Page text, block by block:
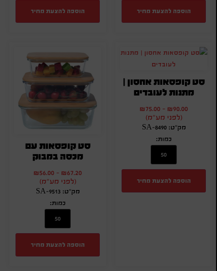
הוספה להצעת מחיר הוספה להצעת מחיר
סט קופסאות אחסון |
מתנות לעובדים
₪90.00
-
₪75.00
(לפני מע"מ)
מק"ט: SA-8490
כמות:
הוספה להצעת מחיר
סט קופסאות עם
מכסה במבוק
₪67.20
-
₪56.00
(לפני מע"מ)
מק"ט: SA-9513
כמות:
הוספה להצעת מחיר